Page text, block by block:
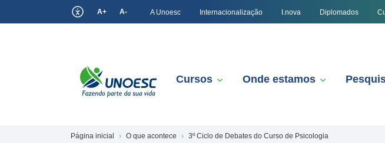
A+ A- A Unoesc Internacionalização I.nova Diplomados
Cursos Onde estamos
Página inicial O que acontece 3º Ciclo de Debates do Curso de Psicologia